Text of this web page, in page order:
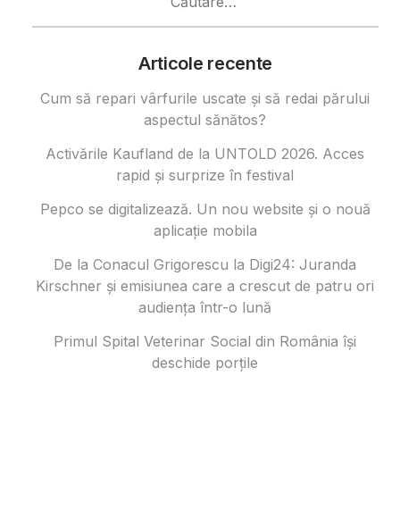
Articole recente
Cum să repari vârfurile uscate și să redai părului
aspectul sănătos?
Activările Kaufland de la UNTOLD 2026. Acces
rapid și surprize în festival
Pepco se digitalizează. Un nou website și o nouă
aplicație mobila
De la Conacul Grigorescu la Digi24: Juranda
Kirschner și emisiunea care a crescut de patru ori
audiența într-o lună
Primul Spital Veterinar Social din România își
deschide porțile